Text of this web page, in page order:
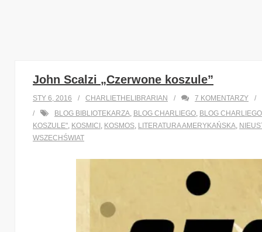
John Scalzi „Czerwone koszule”
STY 6, 2016 CHARLIETHELIBRARIAN 7 KOMENTARZY
BLOG BIBLIOTEKARZA, BLOG CHARLIEGO, BLOG
KOSZULE", KOSMICI , KOSMOS, LITERATURA AMERYKAŃSKA,
WSZECHŚWIAT